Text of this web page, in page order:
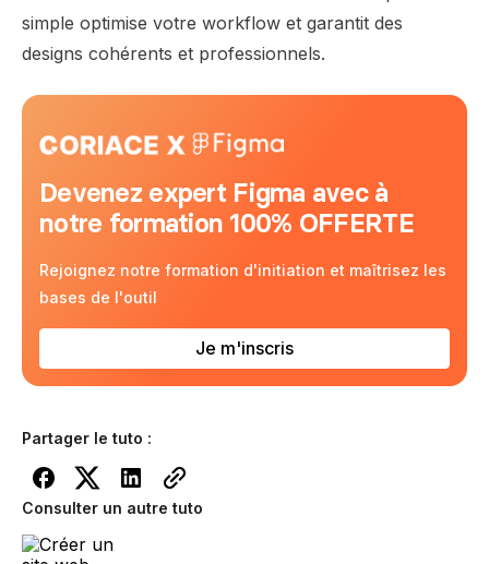
simple optimise votre workflow et garantit des
designs cohérents et professionnels.
Devenez expert Figma avec à
notre formation 100% OFFERTE
Rejoignez notre formation d'initiation et maîtrisez les
bases de l'outil
Je m'inscris
Partager le tuto :
Consulter un autre tuto